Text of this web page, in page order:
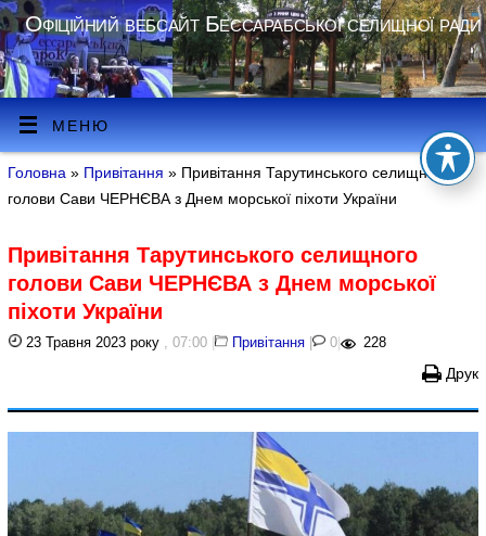
Офіційний вебсайт Бессарабської селищної ради
МЕНЮ
Головна » Привітання » Привітання Тарутинського селищного
голови Сави ЧЕРНЄВА з Днем морської піхоти України
Привітання Тарутинського селищного
голови Сави ЧЕРНЄВА з Днем морської
піхоти України
23 Травня 2023 року , 07:00 | Привітання | 0 | 228
Друк